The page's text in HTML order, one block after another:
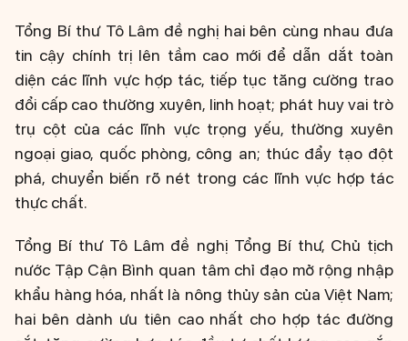
Tổng Bí thư Tô Lâm đề nghị hai bên cùng nhau đưa
tin cậy chính trị lên tầm cao mới để dẫn dắt toàn
diện các lĩnh vực hợp tác, tiếp tục tăng cường trao
đổi cấp cao thường xuyên, linh hoạt; phát huy vai trò
trụ cột của các lĩnh vực trọng yếu, thường xuyên
ngoại giao, quốc phòng, công an; thúc đẩy tạo đột
phá, chuyển biến rõ nét trong các lĩnh vực hợp tác
thực chất.
Tổng Bí thư Tô Lâm đề nghị Tổng Bí thư, Chủ tịch
nước Tập Cận Bình quan tâm chỉ đạo mở rộng nhập
khẩu hàng hóa, nhất là nông thủy sản của Việt Nam;
hai bên dành ưu tiên cao nhất cho hợp tác đường